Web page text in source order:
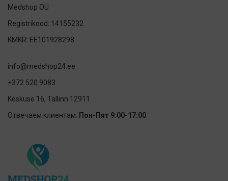
Medshop OÜ
Registrikood: 14155232
KMKR: EE101928298
info@medshop24.ee
+372 520 9083
Keskuse 16, Tallinn 12911
Отвечаем клиентам: Пон-Пят 9:00-17:00